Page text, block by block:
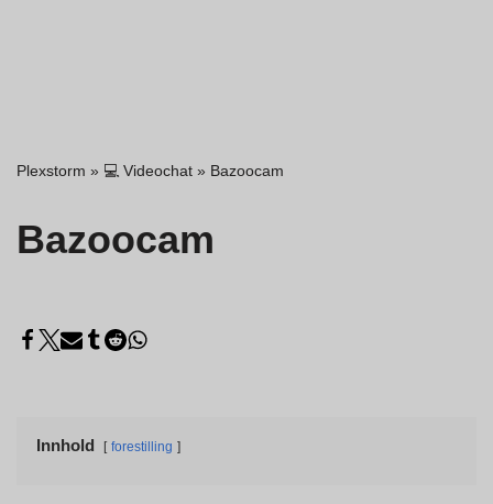
Plexstorm » 💻 Videochat » Bazoocam
Bazoocam
Innhold forestilling